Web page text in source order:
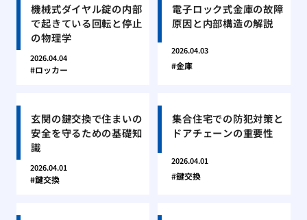
機械式ダイヤル錠の内部
で起きている回転と停止
の物理学
2026.04.04
ロッカー
電子ロック式金庫の故障
原因と内部構造の解説
2026.04.03
金庫
玄関の鍵交換で住まいの
安全を守るための基礎知
識
2026.04.01
鍵交換
集合住宅での防犯対策と
ドアチェーンの重要性
2026.04.01
鍵交換